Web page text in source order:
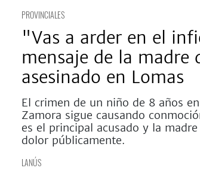
PROVINCIALES
"Vas a arder en el
mensaje de la madre
asesinado en Lomas
El crimen de un niño de 8 años
Zamora sigue causando
es el principal acusado y la
dolor públicamente.
LANÚS